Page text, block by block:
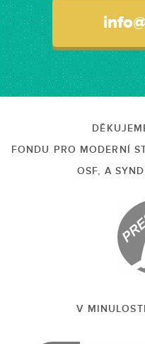
FONDU PRO MODERNÍ
OSF, A
V